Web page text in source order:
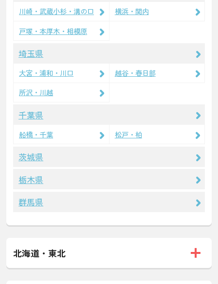
川崎・武蔵小杉・溝の口
横浜・関内
戸塚・本厚木・相模原
埼玉県
大宮・浦和・川口
越谷・春日部
所沢・川越
千葉県
船橋・千葉 松戸・柏
茨城県
栃木県
群馬県
北海道・東北